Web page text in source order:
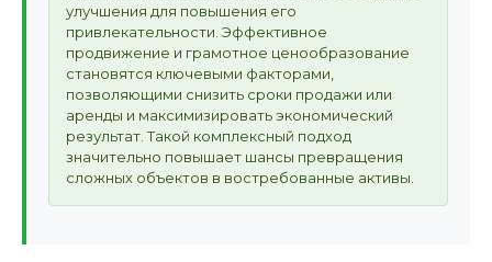
улучшения для повышения его
привлекательности. Эффективное
продвижение и грамотное ценообразование
становятся ключевыми факторами,
позволяющими снизить сроки продажи или
аренды и максимизировать экономический
результат. Такой комплексный подход
значительно повышает шансы превращения
сложных объектов в востребованные активы.